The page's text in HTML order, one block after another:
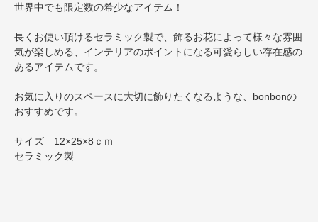
世界中でも限定数の希少なアイテム！
長くお使い頂けるセラミック製で、飾るお花によって様々な雰囲
気が楽しめる、インテリアのポイントになる可愛らしい存在感の
あるアイテムです。
お気に入りのスペースに大切に飾りたくなるような、bonbonの
おすすめです。
サイズ 12×25×8ｃｍ
セラミック製